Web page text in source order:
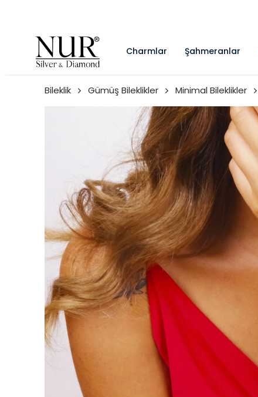
Charmlar Şahmeranlar
Bileklik Gümüş Bileklikler Minimal Bileklikler